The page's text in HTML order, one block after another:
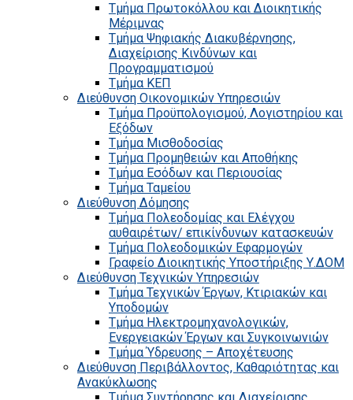
Τμήμα Πρωτοκόλλου και Διοικητικής
Μέριμνας
Τμήμα Ψηφιακής Διακυβέρνησης,
Διαχείρισης Κινδύνων και
Προγραμματισμού
Τμήμα ΚΕΠ
Διεύθυνση Οικονομικών Υπηρεσιών
Τμήμα Προϋπολογισμού, Λογιστηρίου και
Εξόδων
Τμήμα Μισθοδοσίας
Τμήμα Προμηθειών και Αποθήκης
Τμήμα Εσόδων και Περιουσίας
Τμήμα Ταμείου
Διεύθυνση Δόμησης
Τμήμα Πολεοδομίας και Ελέγχου
αυθαιρέτων/ επικίνδυνων κατασκευών
Τμήμα Πολεοδομικών Εφαρμογών
Γραφείο Διοικητικής Υποστήριξης Υ.ΔΟΜ
Διεύθυνση Τεχνικών Υπηρεσιών
Τμήμα Τεχνικών Έργων, Κτιριακών και
Υποδομών
Τμήμα Ηλεκτρομηχανολογικών,
Ενεργειακών Έργων και Συγκοινωνιών
Τμήμα Ύδρευσης – Αποχέτευσης
Διεύθυνση Περιβάλλοντος, Καθαριότητας και
Ανακύκλωσης